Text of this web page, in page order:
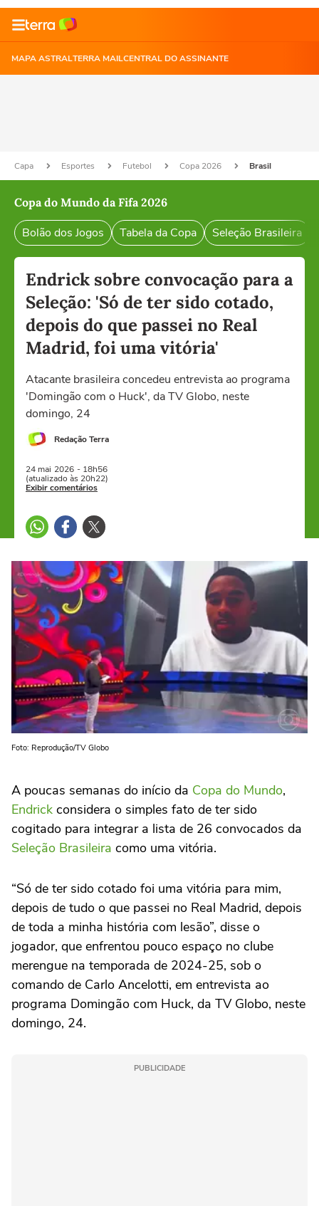
MAPA ASTRALTERRA MAILCENTRAL DO ASSINANTE
Capa Esportes Futebol Copa 2026 Brasil
Copa do Mundo da Fifa 2026
Bolão dos Jogos Tabela da Copa Seleção Brasileira
Endrick sobre convocação para a
Seleção: 'Só de ter sido cotado,
depois do que passei no Real
Madrid, foi uma vitória'
Atacante brasileira concedeu entrevista ao programa
'Domingão com o Huck', da TV Globo, neste
domingo, 24
Redação Terra
24 mai 2026 - 18h56
(atualizado às 20h22)
Exibir comentários
Foto: Reprodução/TV Globo
A poucas semanas do início da Copa do Mundo,
Endrick considera o simples fato de ter sido
cogitado para integrar a lista de 26 convocados da
Seleção Brasileira como uma vitória.
“Só de ter sido cotado foi uma vitória para mim,
depois de tudo o que passei no Real Madrid, depois
de toda a minha história com lesão”, disse o
jogador, que enfrentou pouco espaço no clube
merengue na temporada de 2024-25, sob o
comando de Carlo Ancelotti, em entrevista ao
programa Domingão com Huck, da TV Globo, neste
domingo, 24.
PUBLICIDADE